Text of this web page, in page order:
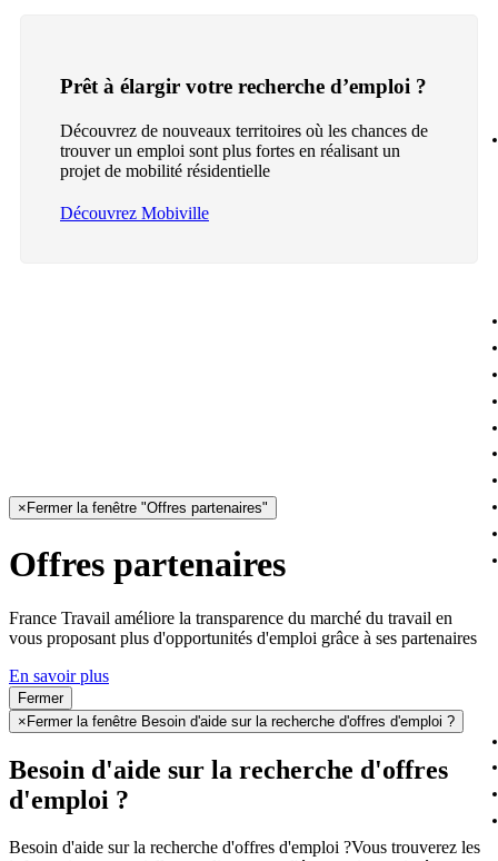
Prêt à élargir votre recherche d’emploi ?
Découvrez de nouveaux territoires où les chances de
trouver un emploi sont plus fortes en réalisant un
projet de mobilité résidentielle
Découvrez Mobiville
× Fermer la fenêtre "Offres partenaires"
Offres partenaires
France Travail améliore la transparence du marché du travail en
vous proposant plus d'opportunités d'emploi grâce à ses partenaires
En savoir plus
Fermer
× Fermer la fenêtre Besoin d'aide sur la recherche d'offres d'emploi ?
Besoin d'aide sur la recherche d'offres
d'emploi ?
Besoin d'aide sur la recherche d'offres d'emploi ?Vous trouverez les